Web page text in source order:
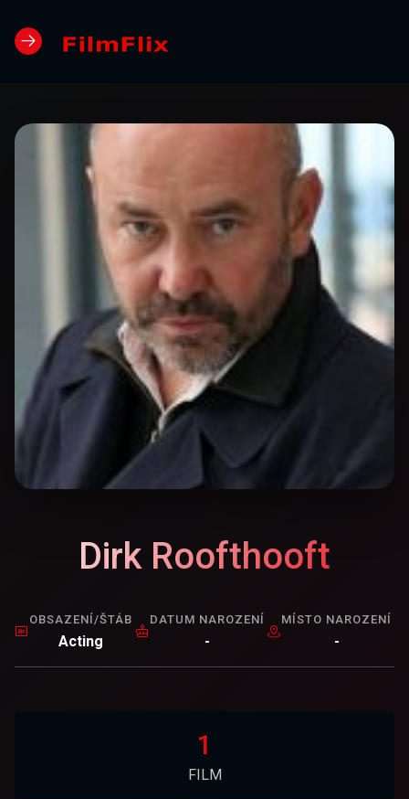
Dirk Roofthooft
OBSAZENÍ/ŠTÁB
Acting
DATUM NAROZENÍ
-
MÍSTO NAROZENÍ
-
1
FILM